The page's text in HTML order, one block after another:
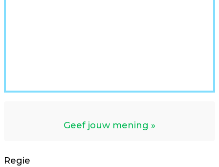
Geef jouw mening
Regie